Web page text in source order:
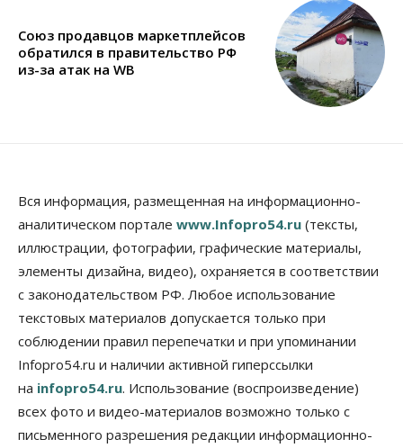
Союз продавцов маркетплейсов
обратился в правительство РФ
из-за атак на WB
Вся информация, размещенная на информационно-
аналитическом портале www.Infopro54.ru (тексты,
иллюстрации, фотографии, графические материалы,
элементы дизайна, видео), охраняется в соответствии
с законодательством РФ. Любое использование
текстовых материалов допускается только при
соблюдении правил перепечатки и при упоминании
Infopro54.ru и наличии активной гиперссылки
на infopro54.ru. Использование (воспроизведение)
всех фото и видео-материалов возможно только с
письменного разрешения редакции информационно-